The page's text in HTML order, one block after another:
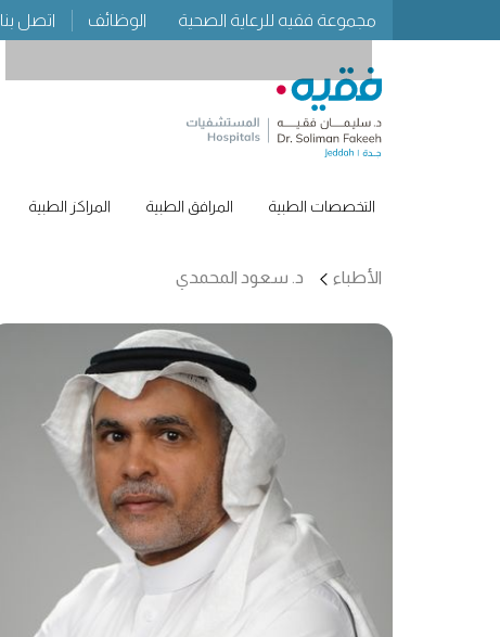
مجموعة فقيه للرعاية الصحية الوظائف اتصل بنا
التخصصات الطبية المرافق الطبية المراكز الطبية
الأطباء د. سعود المحمدي